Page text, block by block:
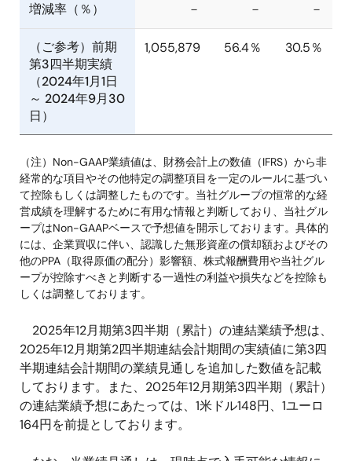
増減率（％） － － －
（ご参考）前期
第3四半期実績
（2024年1月1日
～ 2024年9月30
日）
1,055,879 56.4％ 30.5％
（注）Non-GAAP業績値は、財務会計上の数値（IFRS）から非
経常的な項目やその他特定の調整項目を一定のルールに基づい
て控除もしくは調整したものです。当社グループの恒常的な経
営成績を理解するために有用な情報と判断しており、当社グル
ープはNon-GAAPベースで予想値を開示しております。具体的
には、企業買収に伴い、認識した無形資産の償却額およびその
他のPPA（取得原価の配分）影響額、株式報酬費用や当社グル
ープが控除すべきと判断する一過性の利益や損失などを控除も
しくは調整しております。
2025年12月期第3四半期（累計）の連結業績予想は、
2025年12月期第2四半期連結会計期間の実績値に第3四
半期連結会計期間の業績見通しを追加した数値を記載
しております。また、2025年12月期第3四半期（累計）
の連結業績予想にあたっては、1米ドル148円、1ユーロ
164円を前提としております。